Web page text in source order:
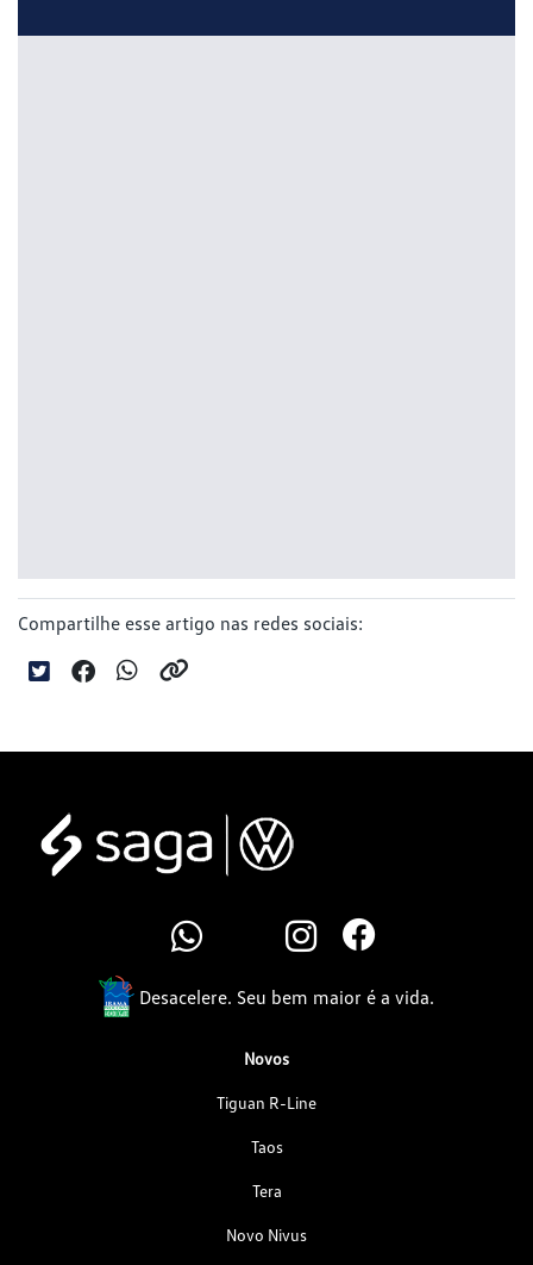
Compartilhe esse artigo nas redes sociais:
Desacelere. Seu bem maior é a vida.
Novos
Tiguan R-Line
Taos
Tera
Novo Nivus